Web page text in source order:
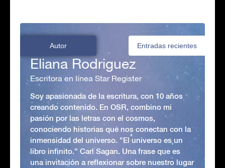
Autor Entradas recientes
Eliana Rodriguez
Escritora en línea Star Register
Soy apasionada de la escritura, con 10 años
creando contenido. En OSR, combino mi
pasión por las letras con el cosmos,
conociendo historias que nos conectan con la
inmensidad del universo. "El universo es un
libro infinito." Carl Sagan. Una frase que es
una invitación a reflexionar sobre nuestro lugar